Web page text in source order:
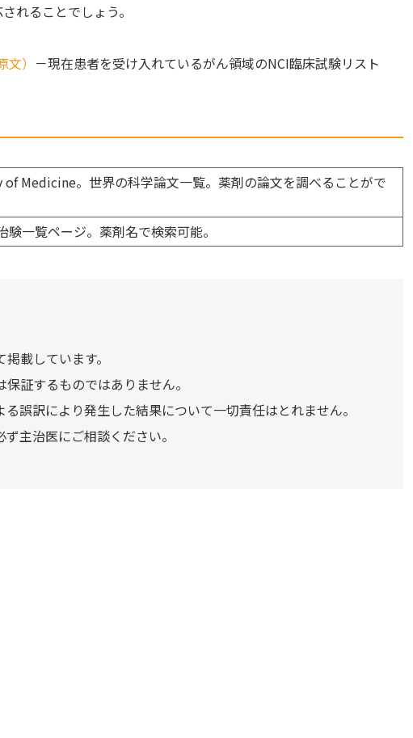
れることでしょう。
） －現在患者を受け入れているがん領域のNCI臨床試験リスト
Medicine。世界の科学論文一覧。薬剤の論文を調べることがで
験一覧ページ。薬剤名で検索可能。
載しています。
証するものではありません。
誤訳により発生した結果について一切責任はとれません。
主治医にご相談ください。